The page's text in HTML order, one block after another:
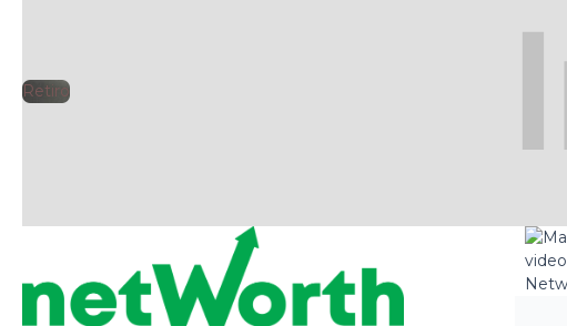
Retiro